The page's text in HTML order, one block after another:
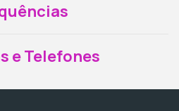
e Telefones